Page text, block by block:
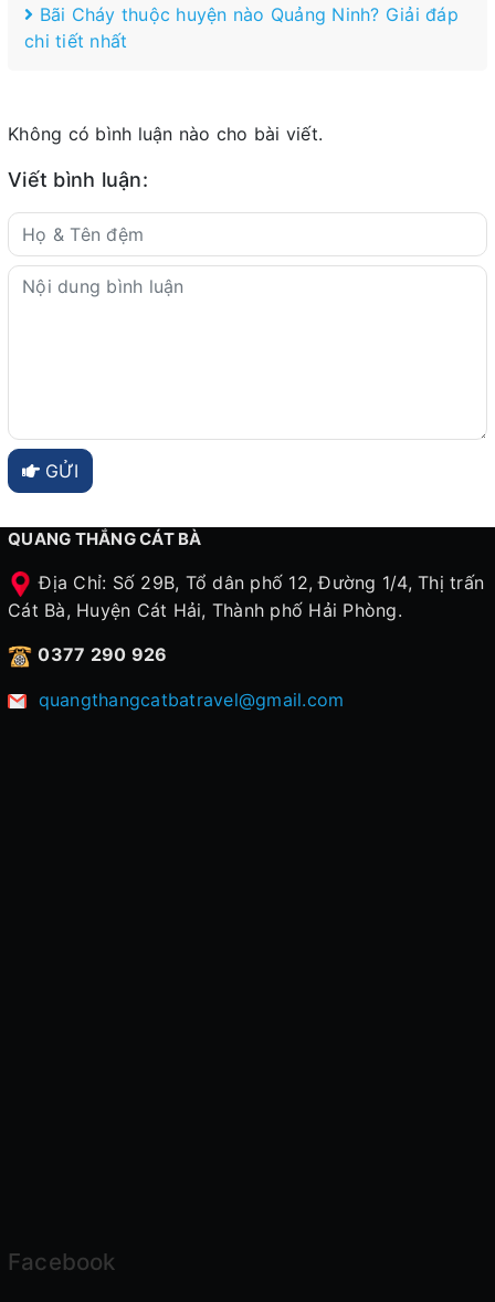
Bãi Cháy thuộc huyện nào Quảng Ninh? Giải đáp
chi tiết nhất
Không có bình luận nào cho bài viết.
Viết bình luận:
GỬI
QUANG THẮNG CÁT BÀ
Địa Chỉ: Số 29B, Tổ dân phố 12, Đường 1/4, Thị trấn
Cát Bà, Huyện Cát Hải, Thành phố Hải Phòng.
0377 290 926
quangthangcatbatravel@gmail.com
Facebook